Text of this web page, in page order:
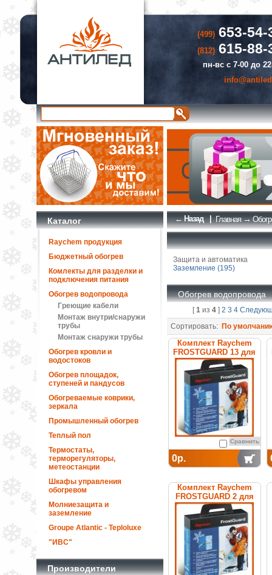
(499)653-54-
(812)615-88-
пн-вс с 7-00 до
Каталог
Raychem продукция
Бюджетный обогрев
Комлекты для разделки и
подключения питания
Обогрев водопровода
Греющие кабели
Монтаж внутри/снаружи
трубы
Монтаж снаружи трубы
Обогрев кровли и
водостоков
Обогрев площадок,
ступеней и пандусов
Обогреваемые коврики,
зеркала
Промышленный обогрев
Теплый пол
Термостаты,
терморегуляторы,
метеостанции
Шкафы управления
обогревом
Молниезащита и
заземление
Groupe Atlantic - Teploluxe
"ИВС"
Производители
← Назад | Главная→
Защита и автоматика
Заземление (195)
Обогрев водопровода
[1из 4] 2 3 4
Сортировать: По
Комплект Raychem
FROSTGUARD 13 для
обогрева труб
Сравнить
0р.
Комплект Raychem
FROSTGUARD 2 для
обогрева труб